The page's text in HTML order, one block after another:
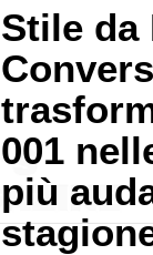
Stile da
001
più